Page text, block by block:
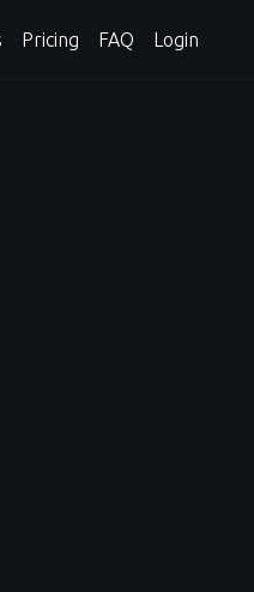
Pricing FAQ Login